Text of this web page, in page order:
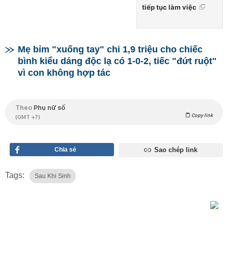
tiếp tục làm việc
Mẹ bỉm "xuống tay" chi 1,9 triệu cho chiếc
bình kiểu dáng độc lạ có 1-0-2, tiếc "đứt ruột"
vì con không hợp tác
Theo Phụ nữ số
(GMT +7) Copy link
Chia sẻ Sao chép link
Tags: Sau Khi Sinh